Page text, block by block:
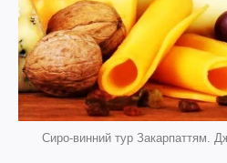
Сиро-винний тур Закарпаттям.